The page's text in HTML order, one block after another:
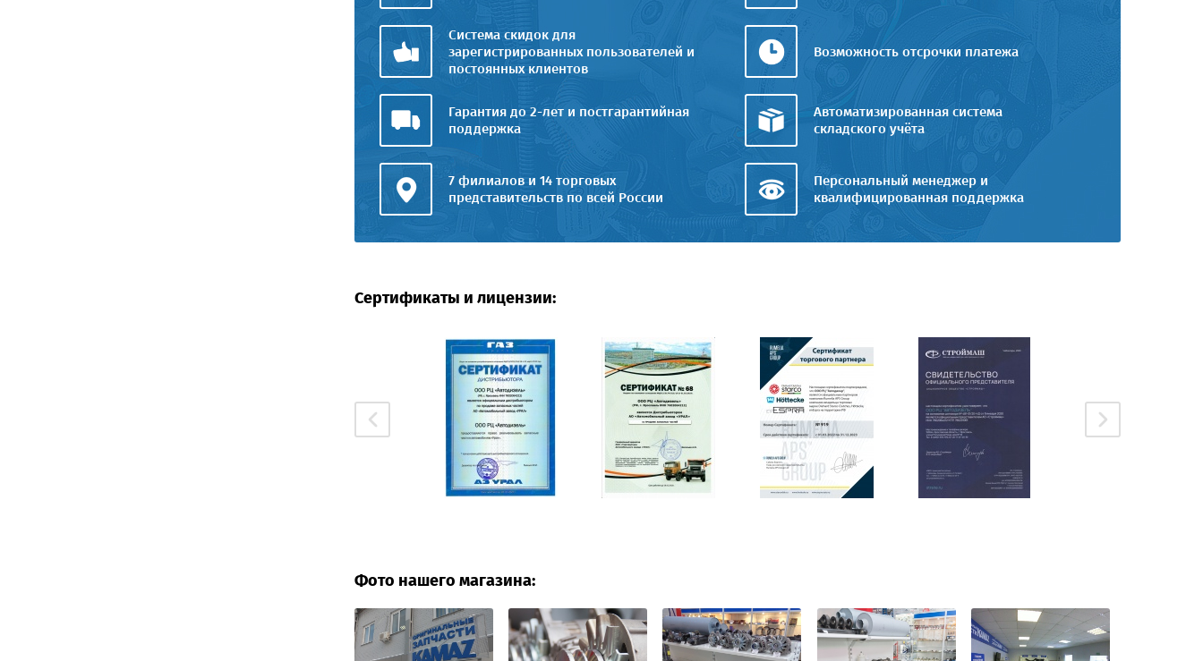
Система скидок для
зарегистрированных пользователей и
постоянных клиентов
Возможность отсрочки платежа
Гарантия до 2-лет и постгарантийная
поддержка
Автоматизированная система
складского учёта
7 филиалов и 14 торговых
представительств по всей России
Персональный менеджер и
квалифицированная поддержка
Сертификаты и лицензии:
Фото нашего магазина: